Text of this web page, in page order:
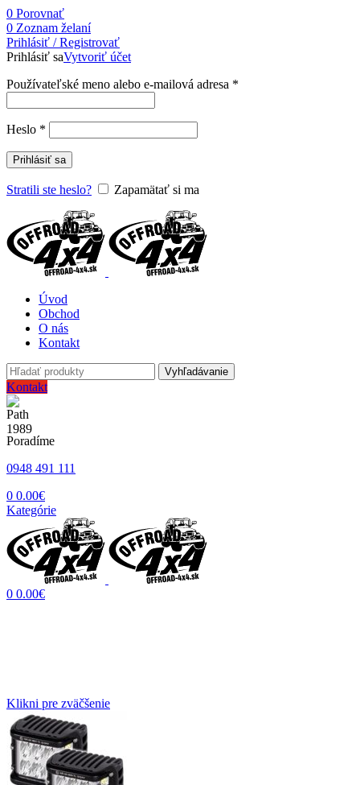
0 Porovnať
0 Zoznam želaní
Prihlásiť / Registrovať
Prihlásiť saVytvoriť účet
Používateľské meno alebo e-mailová adresa *
Heslo *
Prihlásiť sa
Stratili ste heslo? Zapamätať si ma
Úvod
Obchod
O nás
Kontakt
Vyhľadávanie
Kontakt
Poradíme
0948 491 111
0 0.00€
Kategórie
0 0.00€
Klikni pre zväčšenie